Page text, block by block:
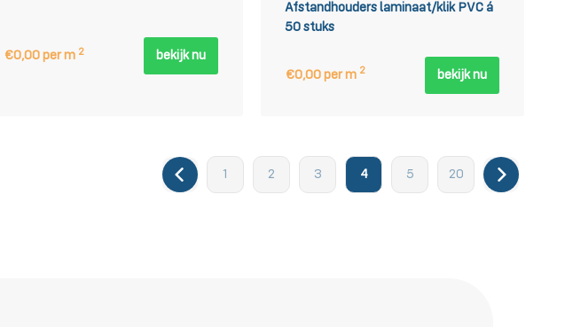
€0,00 per m 2 bekijk nu
Afstandhouders laminaat/klik PVC á
50 stuks
€0,00 per m 2 bekijk nu
1 2 3 4 5 20